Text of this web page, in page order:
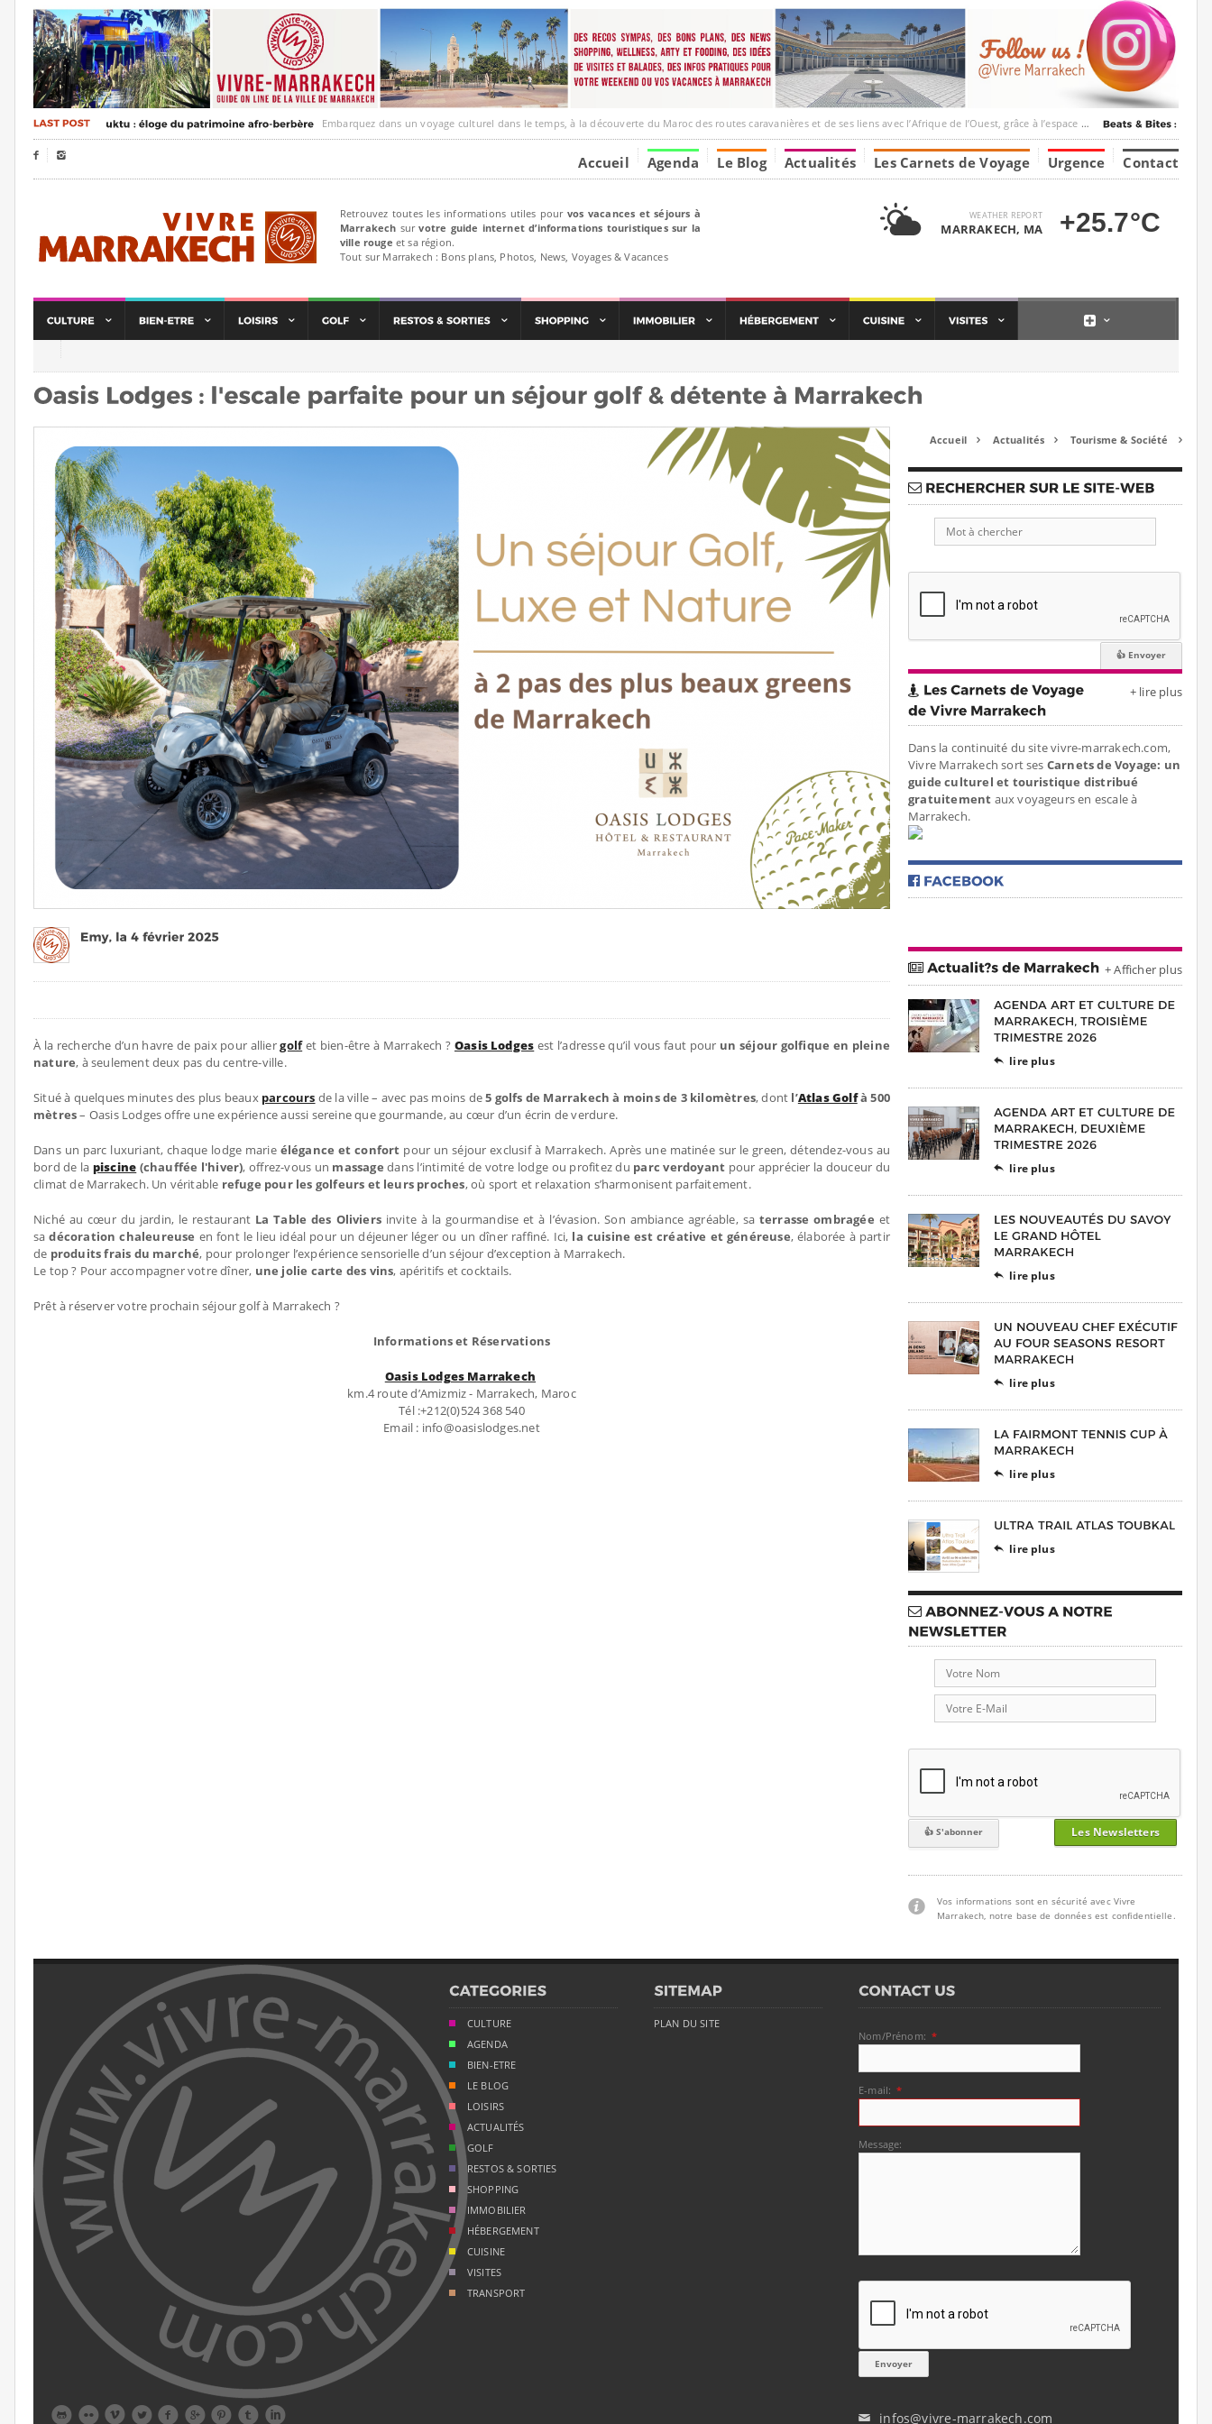
Embarquez dans un voyage culturel dans le temps, à la découverte du Maroc des routes caravanières et de ses liens avec l’Afrique de l’Ouest, grâce à l’espace Marrakesh-Tumbuktu.
  Accueil Agenda Le Blog Actualités Les Carnets de Voyage Urgence Contact
Retrouvez toutes les informations utiles pour vos vacances et séjours à
Marrakech survotre guide internet d’informations touristiques sur la
ville rouge et sa région.
Tout sur Marrakech : Bons plans, Photos, News, Voyages & Vacances
WEATHER REPORT
MARRAKECH, MA +25.7°C
À la recherche d’un havre de paix pour alliergolfet bien-être à Marrakech ? Oasis Lodges est l’adresse qu’il vous faut pour un séjour golfique en pleine
nature, à seulement deux pas du centre-ville.
Situé à quelques minutes des plus beaux parcours de la ville – avec pas moins de5 golfs de Marrakech à moins de 3 kilomètres, dont l’Atlas Golfà 500
mètres– Oasis Lodges offre une expérience aussi sereine que gourmande, au cœur d’un écrin de verdure.
Dans un parc luxuriant, chaque lodge marieélégance et confort pour un séjour exclusif à Marrakech. Après une matinée sur le green, détendez-vous au
bord de la piscine (chauffée l'hiver), offrez-vous un massage dans l’intimité de votre lodge ou profitez du parc verdoyant pour apprécier la douceur du
climat de Marrakech. Un véritable refuge pour les golfeurs et leurs proches, où sport et relaxation s’harmonisent parfaitement.
Niché au cœur du jardin, le restaurant La Table des Oliviers invite à la gourmandise et à l’évasion. Son ambiance agréable, sa terrasse ombragée et
sadécoration chaleureuse en font le lieu idéal pour un déjeuner léger ou un dîner raffiné. Ici, la cuisine est créative et généreuse, élaborée à partir
de produits frais du marché, pour prolonger l’expérience sensorielle d’un séjour d’exception à Marrakech.
Le top ? Pour accompagner votre dîner, une jolie carte des vins, apéritifs et cocktails.
Prêt à réserver votre prochain séjour golf à Marrakech ?
Informations et Réservations
Oasis Lodges Marrakech
km.4 route d’Amizmiz - Marrakech, Maroc
Tél :+212(0)524 368 540
Email : info@oasislodges.net
Accueil  Actualités  Tourisme & Société 
+ lire plus
Dans la continuité du site vivre-marrakech.com,
Vivre Marrakech sort ses Carnets de Voyage: un
guide culturel et touristique distribué
gratuitement aux voyageurs en escale à
Marrakech.
+ Afficher plus
 lire plus
 lire plus
 lire plus
 lire plus
 lire plus
 lire plus
Les Newsletters
Vos informations sont en sécurité avec Vivre
Marrakech, notre base de données est confidentielle.
        
CULTURE
AGENDA
BIEN-ETRE
LE BLOG
LOISIRS
ACTUALITÉS
GOLF
RESTOS & SORTIES
SHOPPING
IMMOBILIER
HÉBERGEMENT
CUISINE
VISITES
TRANSPORT
PLAN DU SITE
Nom/Prénom: *
E-mail: *
Message:
✉ infos@vivre-marrakech.com